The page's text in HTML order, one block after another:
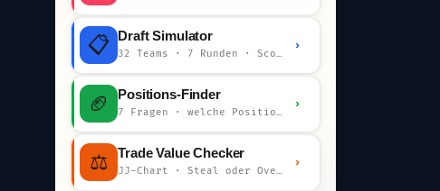
📋 Draft Simulator
32 Teams · 7 Runden · Scout-Kommentar
›
🏈 Positions-Finder
7 Fragen · welche Position bist du?
›
⚖️ Trade Value Checker
JJ-Chart · Steal oder Overpay?
›